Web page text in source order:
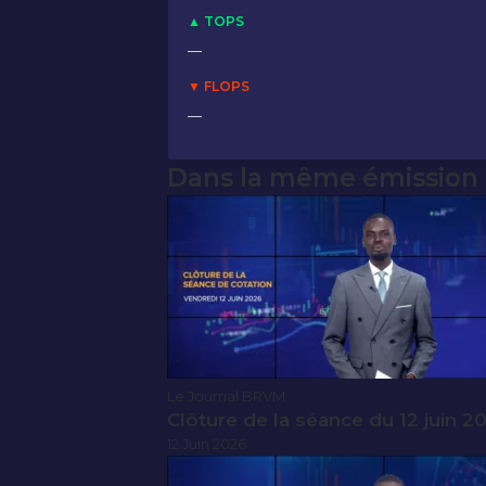
▲ TOPS
—
▼ FLOPS
—
Dans la même émission
Le Journal BRVM
Clôture de la séance du 12 juin